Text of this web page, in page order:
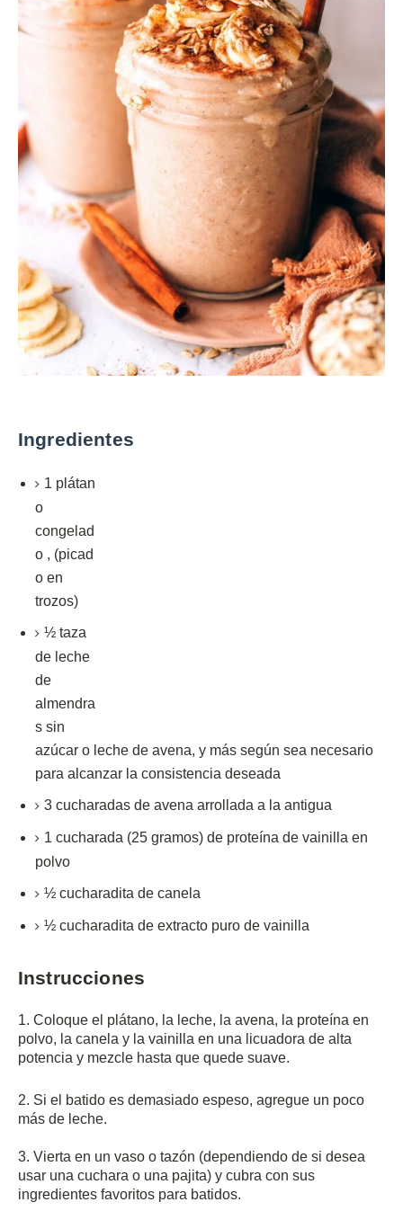
Ingredientes
1 plátan
o
congelad
o , (picad
o en
trozos)
½ taza
de leche
de
almendra
s sin
azúcar o leche de avena, y más según sea necesario
para alcanzar la consistencia deseada
3 cucharadas de avena arrollada a la antigua
1 cucharada (25 gramos) de proteína de vainilla en
polvo
½ cucharadita de canela
½ cucharadita de extracto puro de vainilla
Instrucciones
1. Coloque el plátano, la leche, la avena, la proteína en
polvo, la canela y la vainilla en una licuadora de alta
potencia y mezcle hasta que quede suave.
2. Si el batido es demasiado espeso, agregue un poco
más de leche.
3. Vierta en un vaso o tazón (dependiendo de si desea
usar una cuchara o una pajita) y cubra con sus
ingredientes favoritos para batidos.